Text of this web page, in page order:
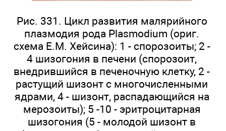
Рис. 331. Цикл развития малярийного
плазмодия рода Plasmodium (ориг.
схема Е.М. Хейсина): 1 - спорозоиты; 2 -
4 шизогония в печени (спорозоит,
внедрившийся в печеночную клетку, 2 -
растущий шизонт с многочисленными
ядрами, 4 - шизонт, распадающийся на
мерозоиты); 5 -10 - эритроцитарная
шизогония (5 - молодой шизонт в